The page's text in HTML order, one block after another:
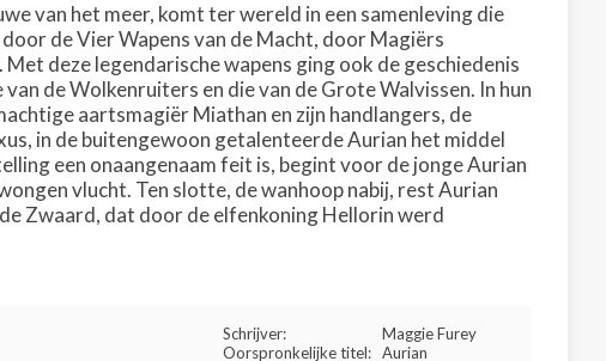
van het meer, komt ter wereld in een samenleving die
de Vier Wapens van de Macht, door Magiërs
deze legendarische wapens ging ook de geschiedenis
de Wolkenruiters en die van de Grote Walvissen. In hun
aartsmagiër Miathan en zijn handlangers, de
in de buitengewoon getalenteerde Aurian het middel
een onaangenaam feit is, begint voor de jonge Aurian
vlucht. Ten slotte, de wanhoop nabij, rest Aurian
Zwaard, dat door de elfenkoning Hellorin werd
Schrijver:
Maggie Furey
Oorspronkelijke titel: Aurian